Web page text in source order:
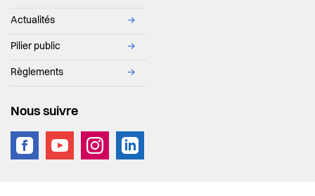
Actualités →
Pilier public →
Règlements →
Nous suivre